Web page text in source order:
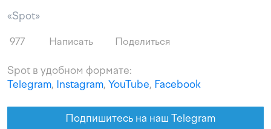
«Spot»
977 Написать Поделиться
Spot в удобном формате:
Telegram, Instagram, YouTube, Facebook
Подпишитесь на наш Telegram